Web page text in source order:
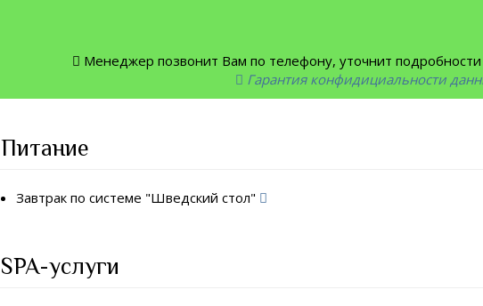
Менеджер позвонит Вам по телефону, уточнит подробности
Гарантия конфидициальности
Питание
Завтрак по системе "Шведский стол"
SPA-услуги